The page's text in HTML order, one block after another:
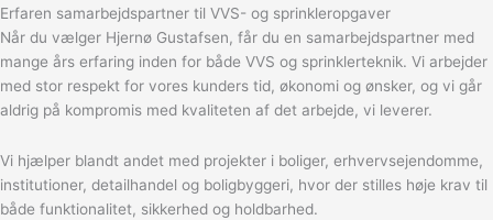
Erfaren samarbejdspartner til VVS- og sprinkleropgaver
Når du vælger Hjernø Gustafsen, får du en samarbejdspartner med
mange års erfaring inden for både VVS og sprinklerteknik. Vi arbejder
med stor respekt for vores kunders tid, økonomi og ønsker, og vi går
aldrig på kompromis med kvaliteten af det arbejde, vi leverer.
Vi hjælper blandt andet med projekter i boliger, erhvervsejendomme,
institutioner, detailhandel og boligbyggeri, hvor der stilles høje krav til
både funktionalitet, sikkerhed og holdbarhed.